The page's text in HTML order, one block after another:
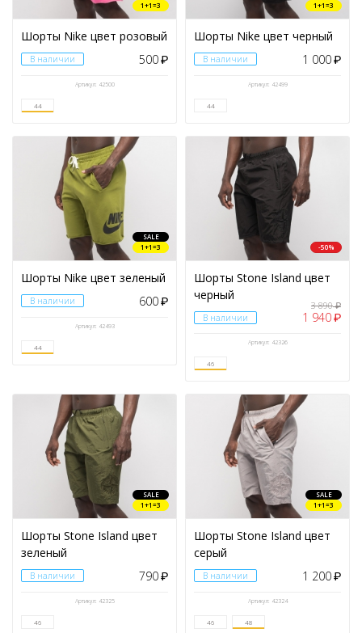
1+1=3
Шорты Nike цвет розовый
В наличии 500₽
Артикул: 42500
44
1+1=3
Шорты Nike цвет черный
В наличии 1 000₽
Артикул: 42499
44
SALE
1+1=3
Шорты Nike цвет зеленый
В наличии 600₽
Артикул: 42493
44
-50%
Шорты Stone Island цвет
черный
В наличии
3 890₽
1 940₽
Артикул: 42326
46
SALE
1+1=3
Шорты Stone Island цвет
зеленый
В наличии 790₽
Артикул: 42325
46
SALE
1+1=3
Шорты Stone Island цвет
серый
В наличии 1 200₽
Артикул: 42324
46 48